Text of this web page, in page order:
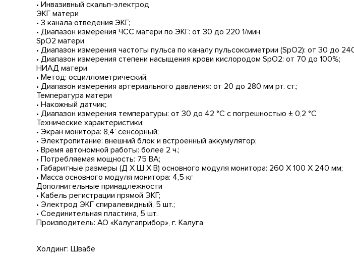
• Инвазивный скальп-электрод
ЭКГ матери
• 3 канала отведения ЭКГ;
• Диапазон измерения ЧСС матери по ЭКГ: от 30 до 220 1/мин
SpO2 матери
• Диапазон измерения частоты пульса по каналу пульсоксиметрии (SpO2): от 30 до
• Диапазон измерения степени насыщения крови кислородом SpO2: от 70 до 100%;
НИАД матери
• Метод: осциллометрический;
• Диапазон измерения артериального давления: от 20 до 280 мм рт. ст.;
Температура матери
• Накожный датчик;
• Диапазон измерения температуры: от 30 до 42 °С с погрешностью ± 0,2 °С
Технические характеристики:
• Экран монитора: 8,4’ сенсорный;
• Электропитание: внешний блок и встроенный аккумулятор;
• Время автономной работы: более 2 ч.;
• Потребляемая мощность: 75 ВА;
• Габаритные размеры (Д Х Ш Х В) основного модуля монитора: 260 Х 100 Х 240 мм;
• Масса основного модуля монитора: 4,5 кг
Дополнительные принадлежности
• Кабель регистрации прямой ЭКГ;
• Электрод ЭКГ спиралевидный, 5 шт.;
• Соединительная пластина, 5 шт.
Производитель: АО «Калугаприбор», г. Калуга
Холдинг: Швабе